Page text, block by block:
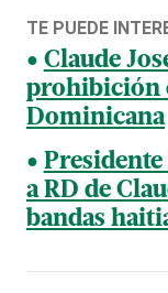
TE PUEDE
Claude
prohibición
Dominicana
a RD de
bandas